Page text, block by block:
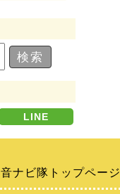
LINE
音ナビ隊トップページ